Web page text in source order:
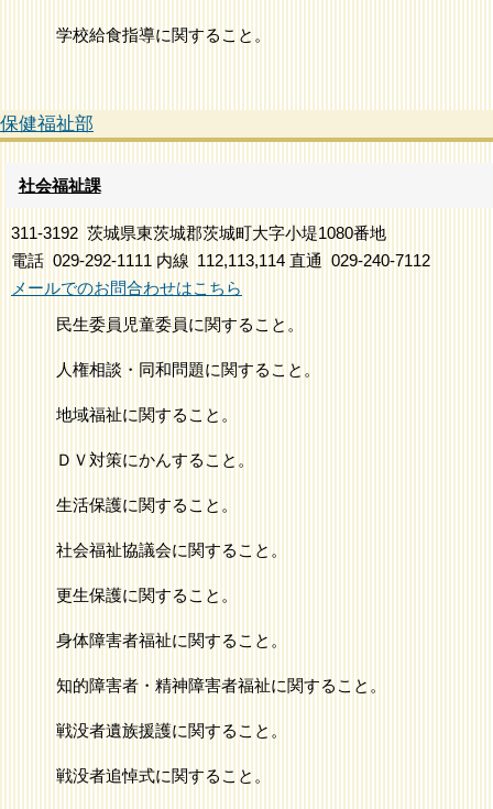
学校給食指導に関すること。
保健福祉部
社会福祉課
311-3192 茨城県東茨城郡茨城町大字小堤1080番地
電話 029-292-1111 内線 112,113,114 直通
029-240-7112
メールでのお問合わせはこちら
民生委員児童委員に関すること。
人権相談・同和問題に関すること。
地域福祉に関すること。
ＤＶ対策にかんすること。
生活保護に関すること。
社会福祉協議会に関すること。
更生保護に関すること。
身体障害者福祉に関すること。
知的障害者・精神障害者福祉に関すること。
戦没者遺族援護に関すること。
戦没者追悼式に関すること。